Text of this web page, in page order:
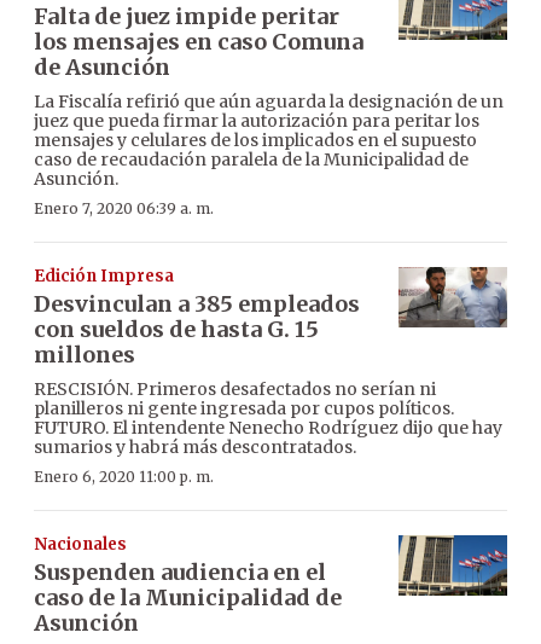
Falta de juez impide peritar
los mensajes en caso Comuna
de Asunción
La Fiscalía refirió que aún aguarda la designación de un
juez que pueda firmar la autorización para peritar los
mensajes y celulares de los implicados en el supuesto
caso de recaudación paralela de la Municipalidad de
Asunción.
Enero 7, 2020 06:39 a. m.
Edición Impresa
Desvinculan a 385 empleados
con sueldos de hasta G. 15
millones
RESCISIÓN. Primeros desafectados no serían ni
planilleros ni gente ingresada por cupos políticos.
FUTURO. El intendente Nenecho Rodríguez dijo que hay
sumarios y habrá más descontratados.
Enero 6, 2020 11:00 p. m.
Nacionales
Suspenden audiencia en el
caso de la Municipalidad de
Asunción